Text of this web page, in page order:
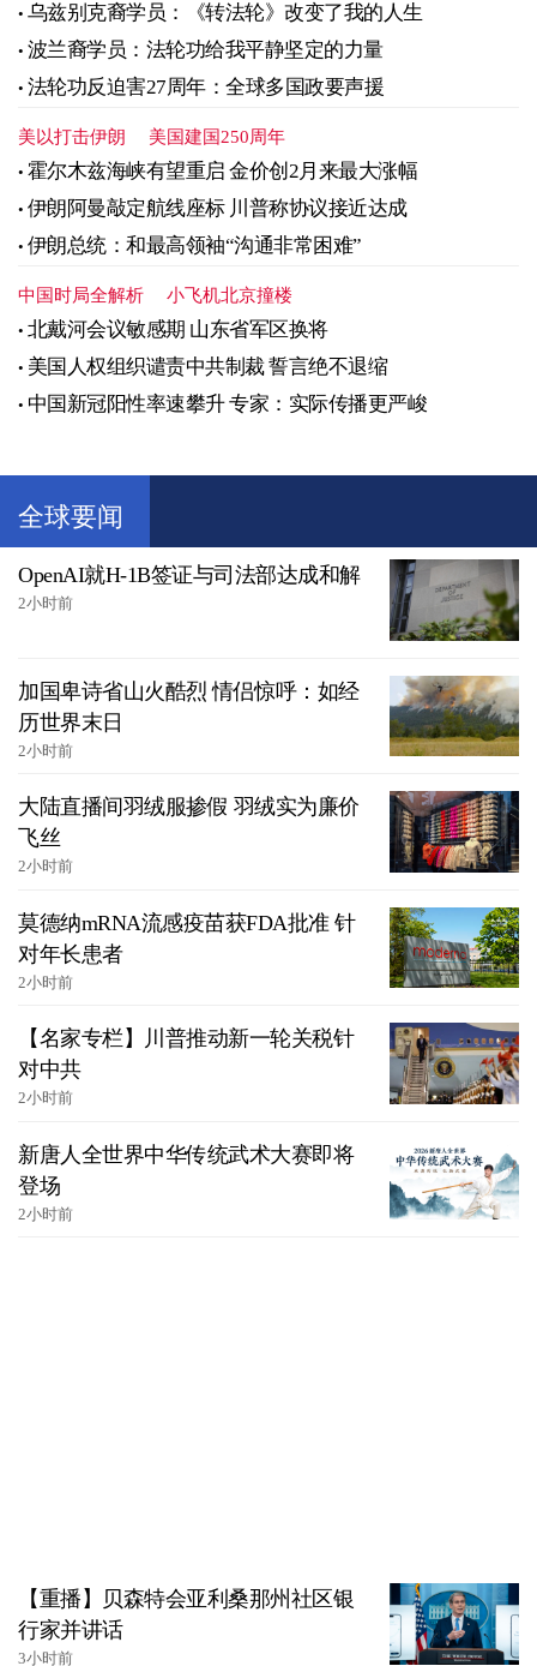
乌兹别克裔学员：《转法轮》改变了我的人生
波兰裔学员：法轮功给我平静坚定的力量
法轮功反迫害27周年：全球多国政要声援
美以打击伊朗 美国建国250周年
霍尔木兹海峡有望重启 金价创2月来最大涨幅
伊朗阿曼敲定航线座标 川普称协议接近达成
伊朗总统：和最高领袖“沟通非常困难”
中国时局全解析 小飞机北京撞楼
北戴河会议敏感期 山东省军区换将
美国人权组织谴责中共制裁 誓言绝不退缩
中国新冠阳性率速攀升 专家：实际传播更严峻
全球要闻
OpenAI就H-1B签证与司法部达成和解
2小时前
加国卑诗省山火酷烈 情侣惊呼：如经
历世界末日
2小时前
大陆直播间羽绒服掺假 羽绒实为廉价
飞丝
2小时前
莫德纳mRNA流感疫苗获FDA批准 针
对年长患者
2小时前
【名家专栏】川普推动新一轮关税针
对中共
2小时前
新唐人全世界中华传统武术大赛即将
登场
2小时前
【重播】贝森特会亚利桑那州社区银
行家并讲话
3小时前